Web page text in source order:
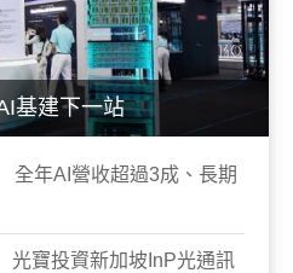
基建下一站
年AI營收超過3成、長期
寶投資新加坡InP光通訊